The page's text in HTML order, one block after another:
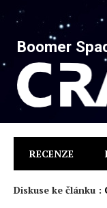
Boomer
RECENZE
Diskuse ke článku :